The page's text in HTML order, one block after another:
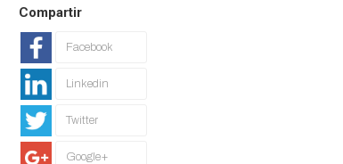
Compartir
Facebook
Linkedin
Twitter
Google+